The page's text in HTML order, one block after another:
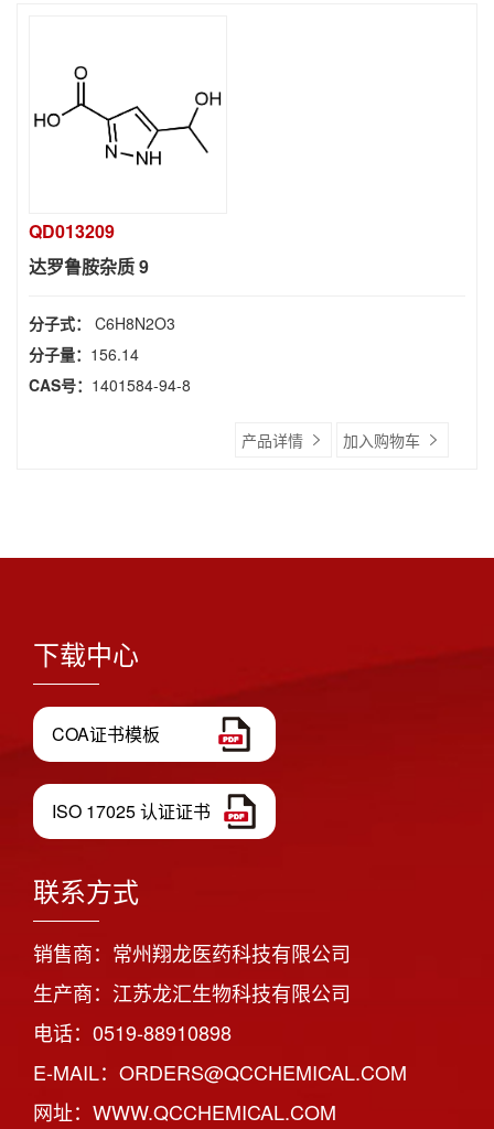
QD013209
达罗鲁胺杂质 9
分子式： C6H8N2O3
分子量： 156.14
CAS号： 1401584-94-8
产品详情 加入购物车
下载中心
COA证书模板
ISO 17025 认证证书
联系方式
销售商：常州翔龙医药科技有限公司
生产商：江苏龙汇生物科技有限公司
电话：0519-88910898
E-MAIL：ORDERS@QCCHEMICAL.COM
网址：WWW.QCCHEMICAL.COM